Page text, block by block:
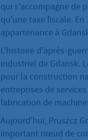
qui s'accompagne de
qu'une taxe fiscale.
appartenance à
L'histoire d'après-
industriel de Gdansk.
pour la construction
entreprises de
fabrication de
Aujourd'hui, Pruszcz
important nœud de